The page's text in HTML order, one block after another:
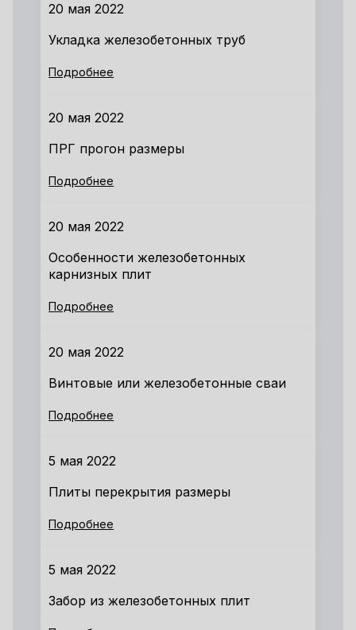
20 мая 2022
Укладка железобетонных труб
Подробнее
20 мая 2022
ПРГ прогон размеры
Подробнее
20 мая 2022
Особенности железобетонных
карнизных плит
Подробнее
20 мая 2022
Винтовые или железобетонные сваи
Подробнее
5 мая 2022
Плиты перекрытия размеры
Подробнее
5 мая 2022
Забор из железобетонных плит